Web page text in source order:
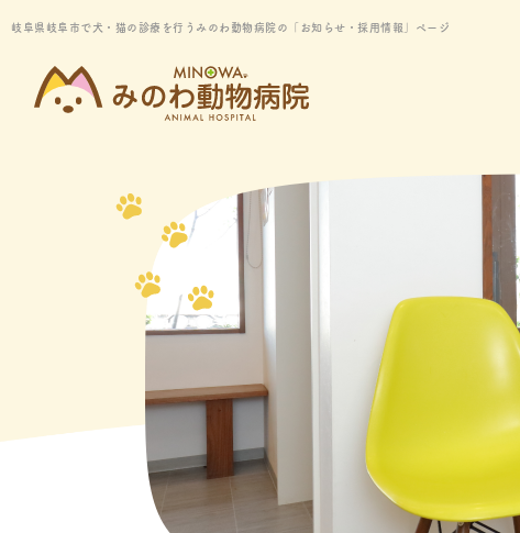
岐阜県岐阜市で犬・猫の診療を行うみのわ動物病院の「お知らせ・採用情報」ページ